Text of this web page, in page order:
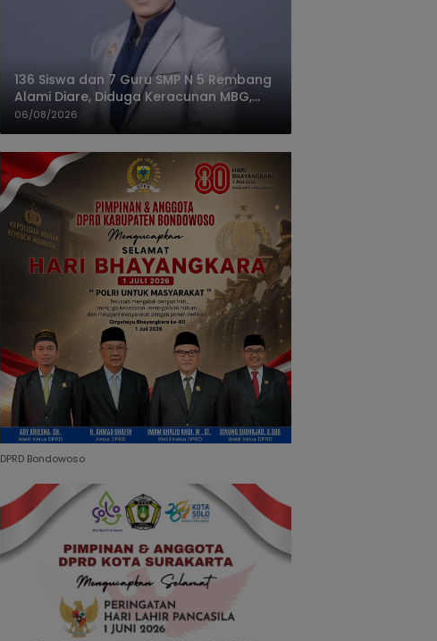
136 Siswa dan 7 Guru SMP N 5 Rembang
Alami Diare, Diduga Keracunan MBG,
Bagas: Harus Tanggung Jawab
06/08/2026
DPRD Bondowoso